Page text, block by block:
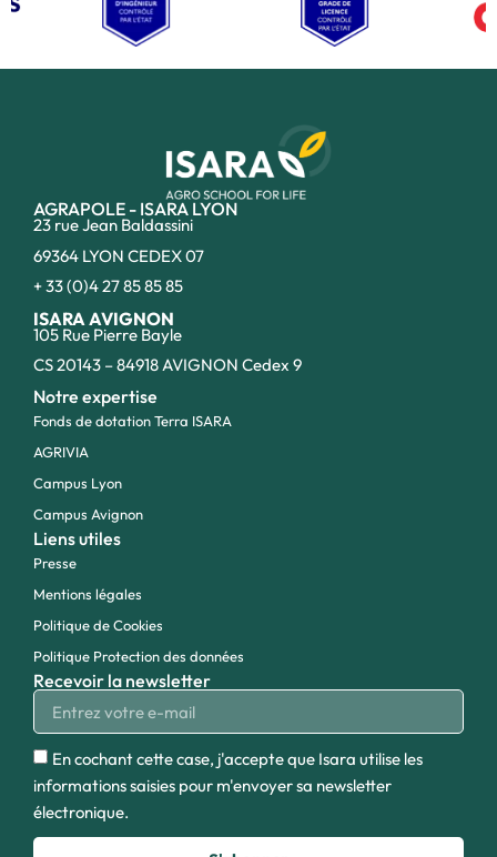
AGRAPOLE - ISARA LYON
23 rue Jean Baldassini
69364 LYON CEDEX 07
+ 33 (0)4 27 85 85 85
ISARA AVIGNON
105 Rue Pierre Bayle
CS 20143 – 84918 AVIGNON Cedex 9
Notre expertise
Fonds de dotation Terra ISARA
AGRIVIA
Campus Lyon
Campus Avignon
Liens utiles
Presse
Mentions légales
Politique de Cookies
Politique Protection des données
Recevoir la newsletter
En cochant cette case, j'accepte que Isara utilise les
informations saisies pour m'envoyer sa newsletter
électronique.